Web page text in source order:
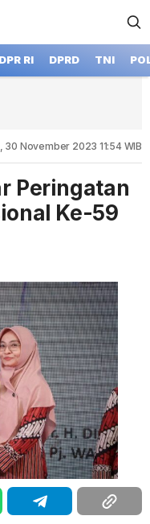
DPR RI DPRD TNI
30 November 2023 11:54 WIB
Peringatan
Ke-59